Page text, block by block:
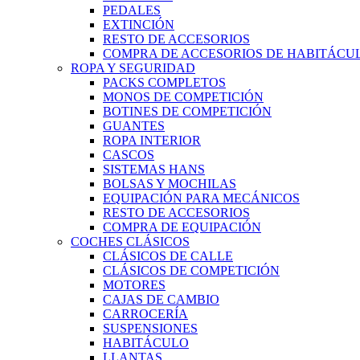
PEDALES
EXTINCIÓN
RESTO DE ACCESORIOS
COMPRA DE ACCESORIOS DE
ROPA Y SEGURIDAD
PACKS COMPLETOS
MONOS DE COMPETICIÓN
BOTINES DE COMPETICIÓN
GUANTES
ROPA INTERIOR
CASCOS
SISTEMAS HANS
BOLSAS Y MOCHILAS
EQUIPACIÓN PARA MECÁNICOS
RESTO DE ACCESORIOS
COMPRA DE EQUIPACIÓN
COCHES CLÁSICOS
CLÁSICOS DE CALLE
CLÁSICOS DE COMPETICIÓN
MOTORES
CAJAS DE CAMBIO
CARROCERÍA
SUSPENSIONES
HABITÁCULO
LLANTAS